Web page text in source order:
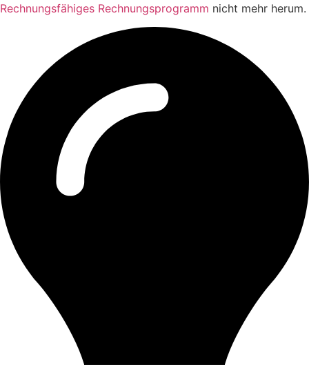
Rechnungsfähiges Rechnungsprogramm nicht mehr herum.